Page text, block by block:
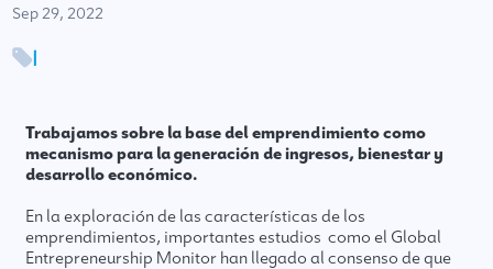
Sep 29, 2022
|
Trabajamos sobre la base del emprendimiento como
mecanismo para la generación de ingresos, bienestar y
desarrollo económico.
En la exploración de las características de los
emprendimientos, importantes estudios como el Global
Entrepreneurship Monitor han llegado al consenso de que